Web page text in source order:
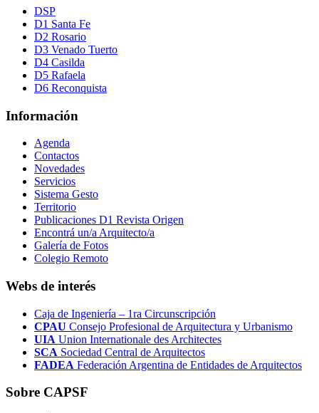
DSP
D1 Santa Fe
D2 Rosario
D3 Venado Tuerto
D4 Casilda
D5 Rafaela
D6 Reconquista
Información
Agenda
Contactos
Novedades
Servicios
Sistema Gesto
Territorio
Publicaciones D1 Revista Origen
Encontrá un/a Arquitecto/a
Galería de Fotos
Colegio Remoto
Webs de interés
Caja de Ingeniería – 1ra Circunscripción
CPAU Consejo Profesional de Arquitectura y Urbanismo
UIA Union Internationale des Architectes
SCA Sociedad Central de Arquitectos
FADEA Federación Argentina de Entidades de Arquitectos
Sobre CAPSF